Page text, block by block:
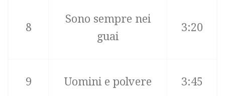
8
Sono sempre nei
guai
3:20
9 Uomini e polvere 3:45